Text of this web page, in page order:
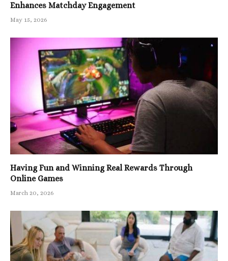
Enhances Matchday Engagement
May 15, 2026
Having Fun and Winning Real Rewards Through
Online Games
March 20, 2026